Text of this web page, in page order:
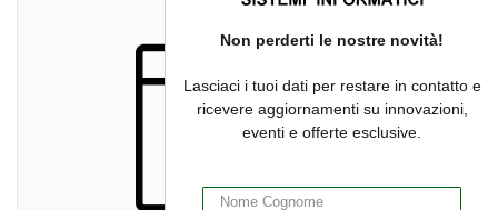
Non perderti le nostre novità!
Lasciaci i tuoi dati per restare in contatto e
ricevere aggiornamenti su innovazioni,
eventi e offerte esclusive.